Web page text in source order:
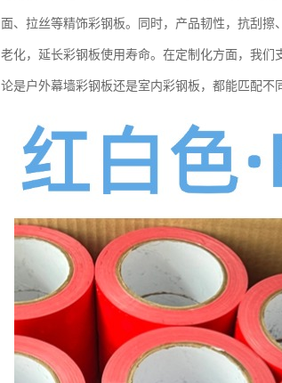
面、拉丝等精饰彩钢板。同时，产品韧性，抗刮
老化，延长彩钢板使用寿命。在定制化方面，我
论是户外幕墙彩钢板还是室内彩钢板，都能匹配不